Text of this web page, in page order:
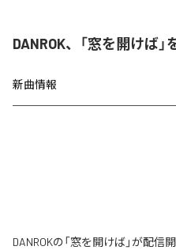
DANROK、「窓を開けば
新曲情報
DANROKの「窓を開けば」が配